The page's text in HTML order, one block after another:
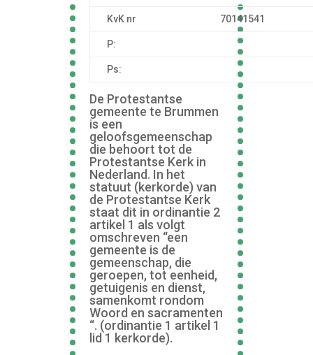
KvK nr 70141541
P:
Ps:
De Protestantse
gemeente te Brummen
is een
geloofsgemeenschap
die behoort tot de
Protestantse Kerk in
Nederland. In het
statuut (kerkorde) van
de Protestantse Kerk
staat dit in ordinantie 2
artikel 1 als volgt
omschreven “een
gemeente is de
gemeenschap, die
geroepen, tot eenheid,
getuigenis en dienst,
samenkomt rondom
Woord en sacramenten
“. (ordinantie 1 artikel 1
lid 1 kerkorde).